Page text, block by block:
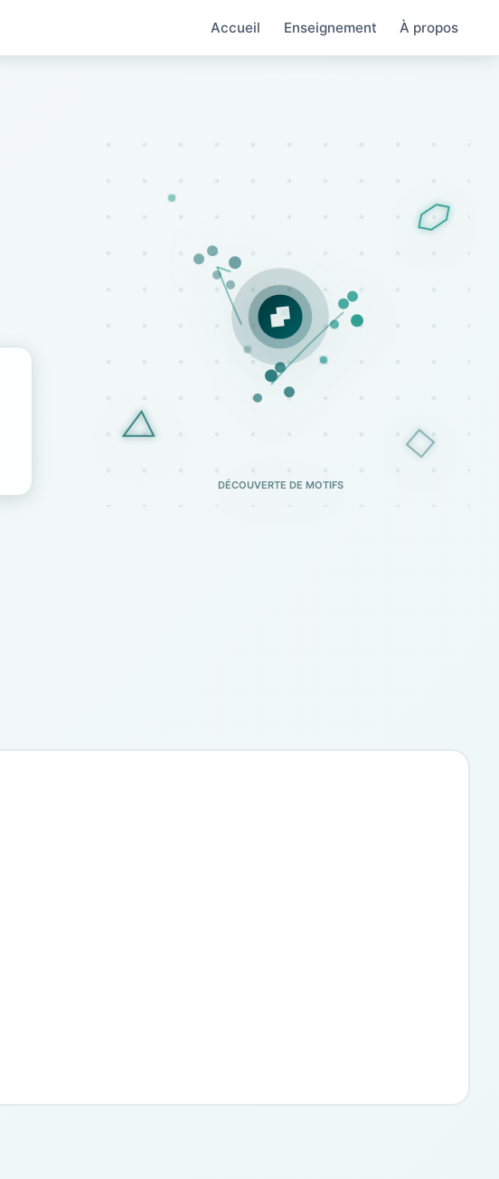
Accueil Enseignement À propos
DÉCOUVERTE DE MOTIFS